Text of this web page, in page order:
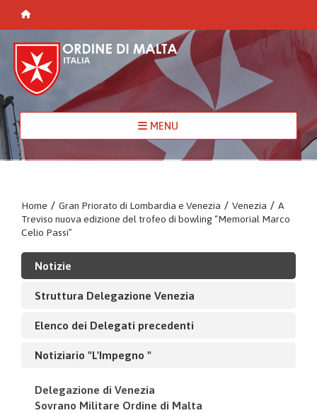
MENU
Home / Gran Priorato di Lombardia e Venezia / Venezia / A
Treviso nuova edizione del trofeo di bowling “Memorial Marco
Celio Passi”
Notizie
Struttura Delegazione Venezia
Elenco dei Delegati precedenti
Notiziario "L'Impegno "
Delegazione di Venezia
Sovrano Militare Ordine di Malta